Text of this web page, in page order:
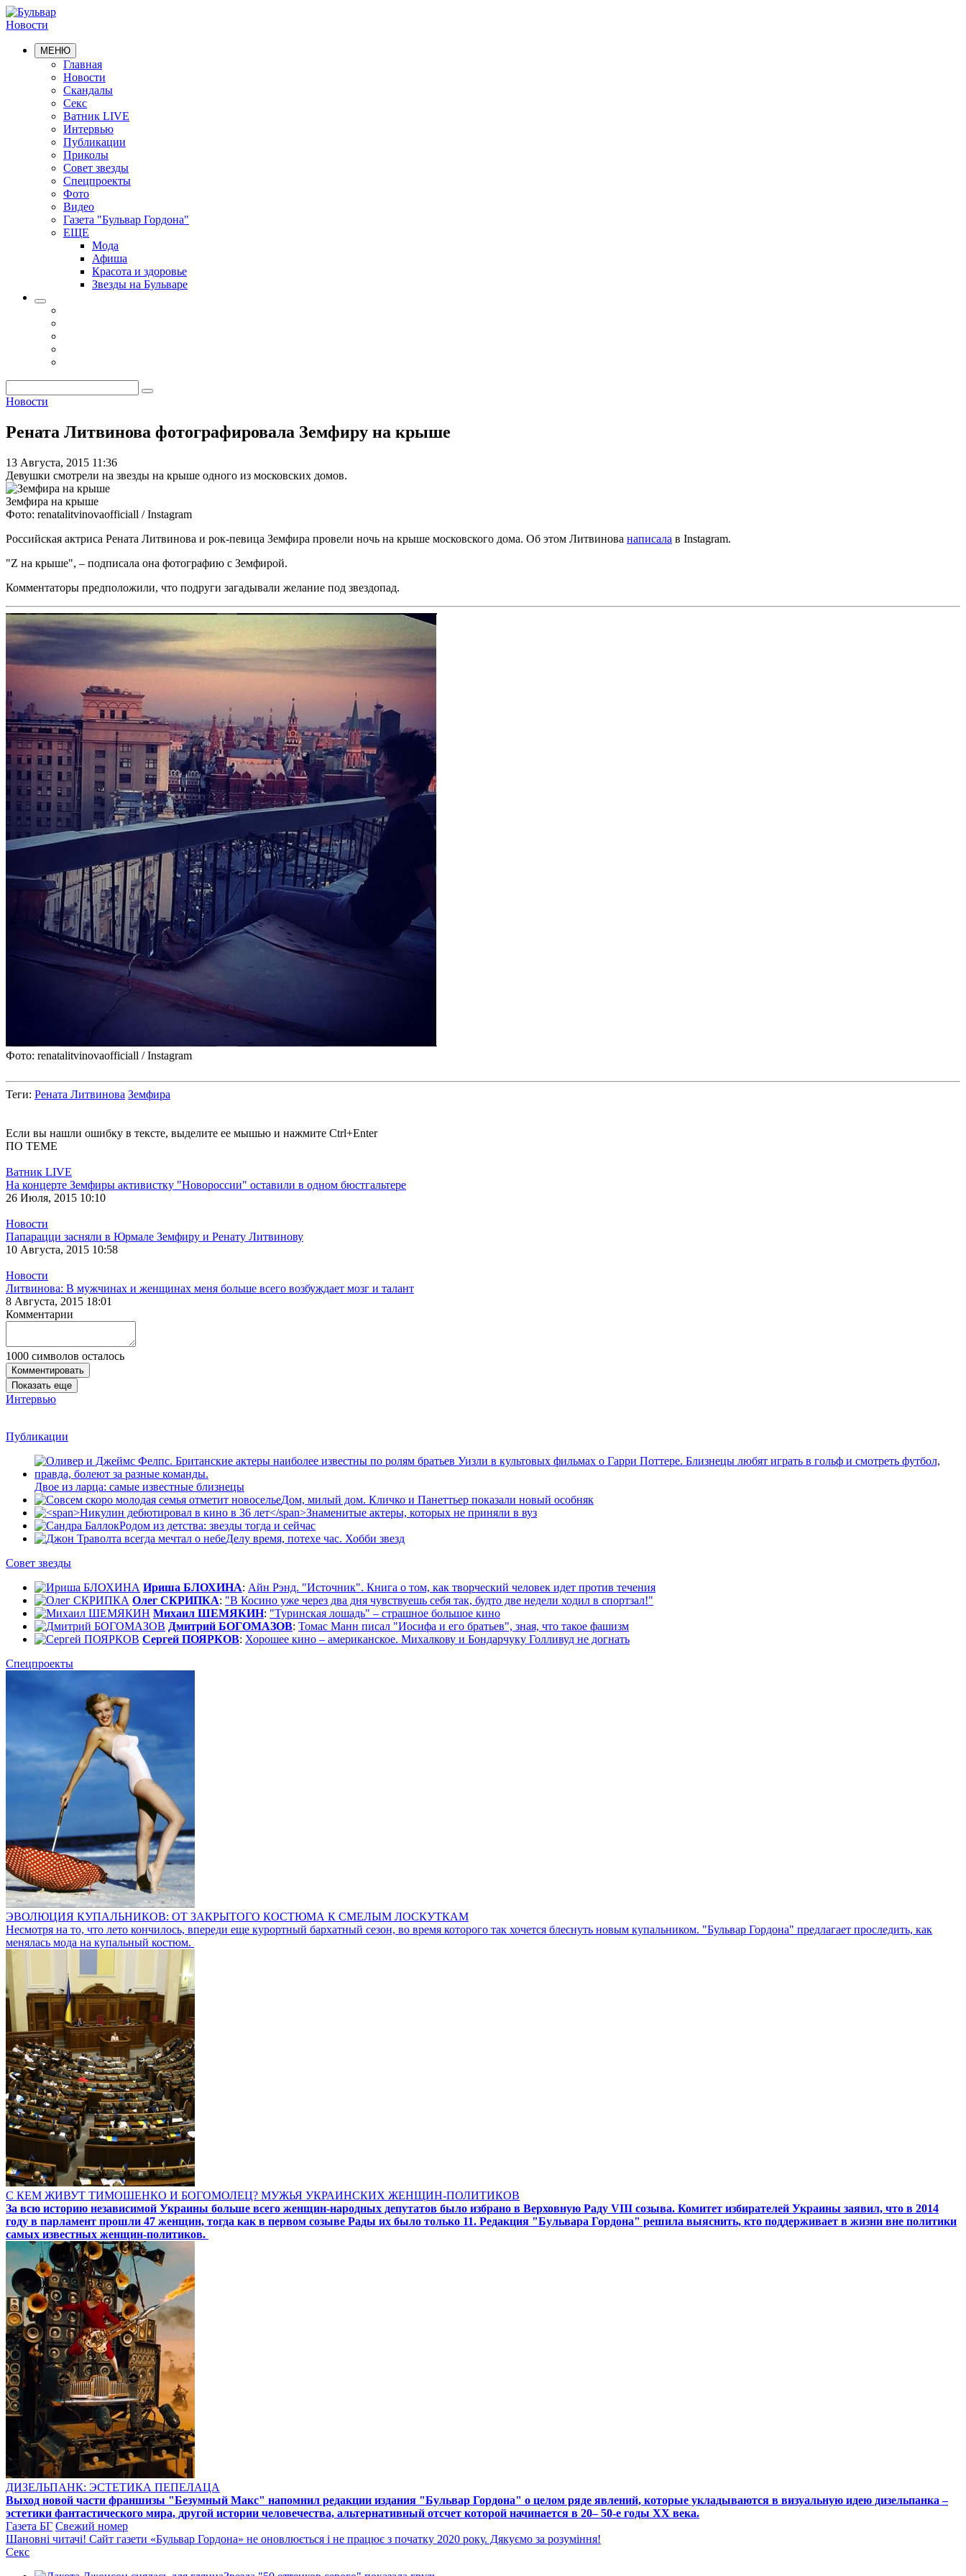
Новости
МЕНЮ
Главная
Новости
Скандалы
Секс
Ватник LIVE
Интервью
Публикации
Приколы
Совет звезды
Спецпроекты
Фото
Видео
Газета "Бульвар Гордона"
ЕЩЕ
Мода
Афиша
Красота и здоровье
Звезды на Бульваре
Новости
Рената Литвинова фотографировала Земфиру на крыше
13 Августа, 2015 11:36
Девушки смотрели на звезды на крыше одного из московских домов.
Земфира на крыше
Фото: renatalitvinovaofficiall / Instagram
Российская актриса Рената Литвинова и рок-певица Земфира провели ночь на крыше московского дома. Об этом Литвинова написала в Instagram.
"Z на крыше", – подписала она фотографию с Земфирой.
Комментаторы предположили, что подруги загадывали желание под звездопад.
Фото: renatalitvinovaofficiall / Instagram
Теги: Рената Литвинова Земфира
Если вы нашли ошибку в тексте, выделите ее мышью и нажмите Ctrl+Enter
ПО ТЕМЕ
Ватник LIVE
На концерте Земфиры активистку "Новороссии" оставили в одном бюстгальтере
26 Июля, 2015 10:10
Новости
Папарацци засняли в Юрмале Земфиру и Ренату Литвинову
10 Августа, 2015 10:58
Новости
Литвинова: В мужчинах и женщинах меня больше всего возбуждает мозг и талант
8 Августа, 2015 18:01
Комментарии
1000 символов осталось
Комментировать
Показать еще
Интервью
Публикации
Двое из ларца: самые известные близнецы
Дом, милый дом. Кличко и Панеттьер показали новый особняк
Знаменитые актеры, которых не приняли в вуз
Родом из детства: звезды тогда и сейчас
Делу время, потехе час. Хобби звезд
Совет звезды
Ириша БЛОХИНА: Айн Рэнд. "Источник". Книга о том, как творческий человек идет против течения
Олег СКРИПКА: "В Косино уже через два дня чувствуешь себя так, будто две недели ходил в спортзал!"
Михаил ШЕМЯКИН: "Туринская лошадь" – страшное большое кино
Дмитрий БОГОМАЗОВ: Томас Манн писал "Иосифа и его братьев", зная, что такое фашизм
Сергей ПОЯРКОВ: Хорошее кино – американское. Михалкову и Бондарчуку Голливуд не догнать
Спецпроекты
ЭВОЛЮЦИЯ КУПАЛЬНИКОВ: ОТ ЗАКРЫТОГО КОСТЮМА К СМЕЛЫМ ЛОСКУТКАМ
Несмотря на то, что лето кончилось, впереди еще курортный бархатный сезон, во время которого так хочется блеснуть новым купальником. "Бульвар Гордона" предлагает проследить, как
менялась мода на купальный костюм.
С КЕМ ЖИВУТ ТИМОШЕНКО И БОГОМОЛЕЦ? МУЖЬЯ УКРАИНСКИХ ЖЕНЩИН-ПОЛИТИКОВ
За всю историю независимой Украины больше всего женщин-народных депутатов было избрано в Верховную Раду VIII созыва. Комитет избирателей Украины заявил, что в 2014
году в парламент прошли 47 женщин, тогда как в первом созыве Рады их было только 11. Редакция "Бульвара Гордона" решила выяснить, кто поддерживает в жизни вне политики
самых известных женщин-политиков.
ДИЗЕЛЬПАНК: ЭСТЕТИКА ПЕПЕЛАЦА
Выход новой части франшизы "Безумный Макс" напомнил редакции издания "Бульвар Гордона" о целом ряде явлений, которые укладываются в визуальную идею дизельпанка –
эстетики фантастического мира, другой истории человечества, альтернативный отсчет которой начинается в 20– 50-е годы XX века.
Газета БГ Свежий номер
Шановні читачі! Сайт газети «Бульвар Гордона» не оновлюється і не працює з початку 2020 року. Дякуємо за розуміння!
Секс